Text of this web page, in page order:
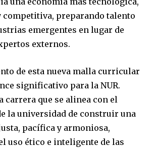
competitiva, preparando talento
emergentes en lugar de
externos.
de esta nueva malla curricular
significativo para la NUR.
carrera que se alinea con el
la universidad de construir una
pacífica y armoniosa,
uso ético e inteligente de las